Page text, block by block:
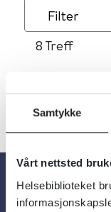
Samtykke
Vårt nettsted
Helsebiblioteket
Filter
8 Treff
Om oss